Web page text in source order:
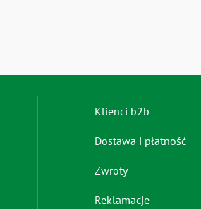
Footer
menu
Klienci b2b
Dostawa i płatność
Zwroty
Reklamacje